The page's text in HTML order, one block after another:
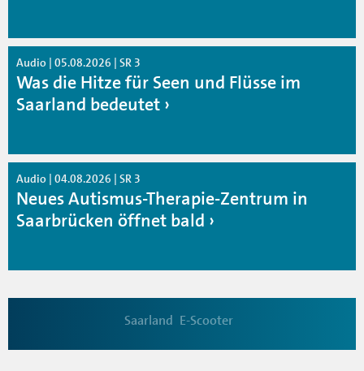
Audio | 05.08.2026 | SR 3
Was die Hitze für Seen und Flüsse im
Saarland bedeutet
Audio | 04.08.2026 | SR 3
Neues Autismus-Therapie-Zentrum in
Saarbrücken öffnet bald
Saarland E-Scooter